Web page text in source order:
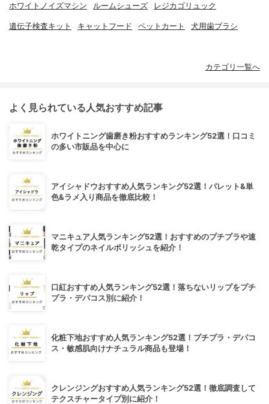
ホワイトノイズマシン ルームシューズ レジカゴリュック
遺伝子検査キット キャットフード ペットカート 犬用歯ブラシ
カテゴリ一覧へ
よく見られている人気おすすめ記事
ホワイトニング歯磨き粉おすすめランキング52選！口コミ
の多い市販品を中心に
アイシャドウおすすめ人気ランキング52選！パレット&単
色&ラメ入り商品を徹底比較！
マニキュア人気ランキング52選！おすすめのプチプラや速
乾タイプのネイルポリッシュを紹介！
口紅おすすめ人気ランキング52選！落ちないリップをプチ
プラ・デパコス別に紹介！
化粧下地おすすめ人気ランキング52選！プチプラ・デパコ
ス・敏感肌向けナチュラル商品も登場！
クレンジングおすすめ人気ランキング52選！徹底調査して
テクスチャータイプ別に紹介！